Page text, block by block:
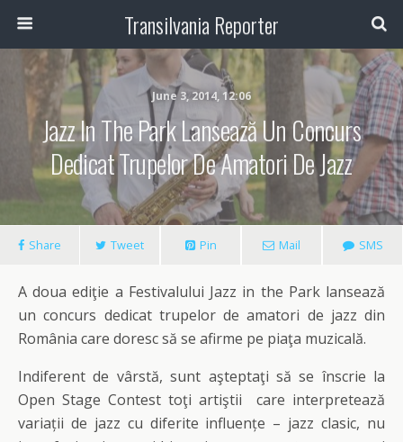
Transilvania Reporter
June 3, 2014, 12:06
Jazz In The Park Lansează Un Concurs
Dedicat Trupelor De Amatori De Jazz
Share Tweet Pin Mail SMS
A doua ediţie a Festivalului Jazz in the Park lansează
un concurs dedicat trupelor de amatori de jazz din
România care doresc să se afirme pe piaţa muzicală.
Indiferent de vârstă, sunt aşteptaţi să se înscrie la
Open Stage Contest toţi artiştii care interpretează
variații de jazz cu diferite influențe – jazz clasic, nu